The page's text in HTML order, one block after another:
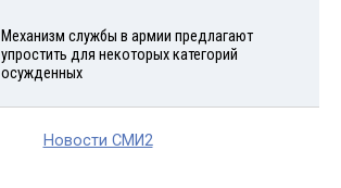
Механизм службы в армии предлагают
упростить для некоторых категорий
осужденных
Новости СМИ2